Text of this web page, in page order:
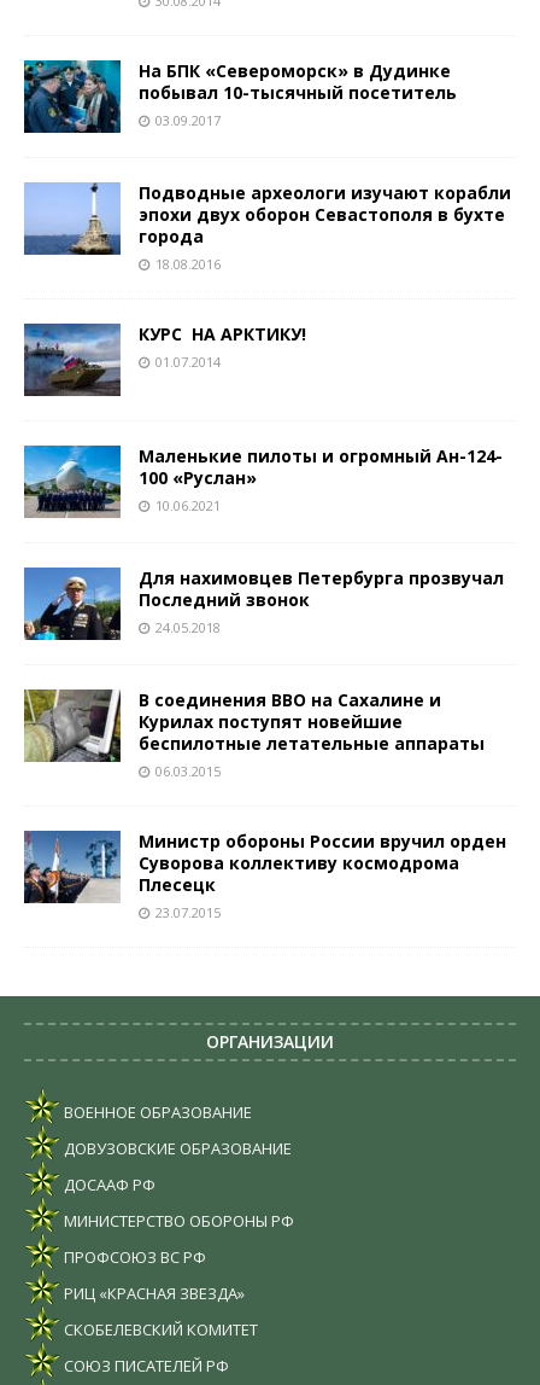
На БПК «Североморск» в Дудинке
побывал 10-тысячный посетитель
03.09.2017
Подводные археологи изучают корабли
эпохи двух оборон Севастополя в бухте
города
18.08.2016
КУРС ­ НА АРКТИКУ!
01.07.2014
Маленькие пилоты и огромный Ан-124-
100 «Руслан»
10.06.2021
Для нахимовцев Петербурга прозвучал
Последний звонок
24.05.2018
В соединения ВВО на Сахалине и
Курилах поступят новейшие
беспилотные летательные аппараты
06.03.2015
Министр обороны России вручил орден
Суворова коллективу космодрома
Плесецк
23.07.2015
ОРГАНИЗАЦИИ
ВОЕННОЕ ОБРАЗОВАНИЕ
ДОВУЗОВСКИЕ ОБРАЗОВАНИЕ
ДОСААФ РФ
МИНИСТЕРСТВО ОБОРОНЫ РФ
ПРОФСОЮЗ ВС РФ
РИЦ «КРАСНАЯ ЗВЕЗДА»
СКОБЕЛЕВСКИЙ КОМИТЕТ
СОЮЗ ПИСАТЕЛЕЙ РФ